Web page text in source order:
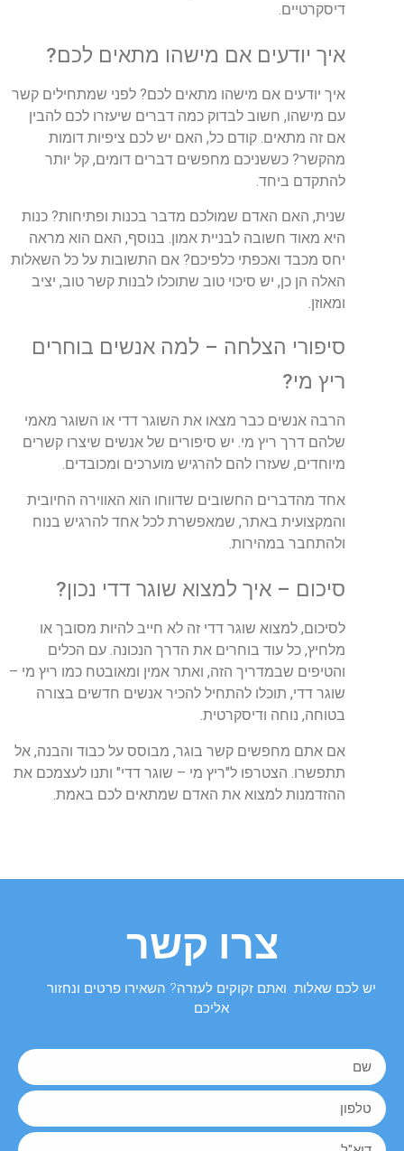
דיסקרטיים.
איך יודעים אם מישהו מתאים לכם?
איך יודעים אם מישהו מתאים לכם? לפני שמתחילים קשר
עם מישהו, חשוב לבדוק כמה דברים שיעזרו לכם להבין
אם זה מתאים. קודם כל, האם יש לכם ציפיות דומות
מהקשר? כששניכם מחפשים דברים דומים, קל יותר
להתקדם ביחד.
שנית, האם האדם שמולכם מדבר בכנות ופתיחות? כנות
היא מאוד חשובה לבניית אמון בנוסף, האם הוא מראה
יחס מכבד ואכפתי כלפיכם? אם התשובות על כל השאלות
האלה הן כן, יש סיכוי טוב שתוכלו לבנות קשר טוב, יציב
ומאוזן
סיפורי הצלחה – למה אנשים בוחרים
ריץ מי?
הרבה אנשים כבר מצאו את השוגר דדי או השוגר מאמי
שלהם דרך ריץ מי. יש סיפורים של אנשים שיצרו קשרים
מיוחדים, שעזרו להם להרגיש מוערכים ומכובדים.
אחד מהדברים החשובים שדווחו הוא האווירה החיובית
והמקצועית באתר, שמאפשרת לכל אחד להרגיש בנוח
ולהתחבר במהירות.
סיכום – איך למצוא שוגר דדי נכון?
לסיכום, למצוא שוגר דדי זה לא חייב להיות מסובך או
מלחיץ, כל עוד בוחרים את הדרך הנכונה. עם הכלים
והטיפים שבמדריך הזה, ואתר אמין ומאובטח כמו ריץ מי –
שוגר דדי, תוכלו להתחיל להכיר אנשים חדשים בצורה
בטוחה, נוחה ודיסקרטית.
אם אתם מחפשים קשר בוגר, מבוסס על כבוד והבנה, אל
תתפשרו. הצטרפו ל"ריץ מי – שוגר דדי" ותנו לעצמכם את
ההזדמנות למצוא את האדם שמתאים לכם באמת.
צרו קשר
יש לכם שאלות ואתם זקוקים לעזרה? השאירו פרטים ונחזור
אליכם